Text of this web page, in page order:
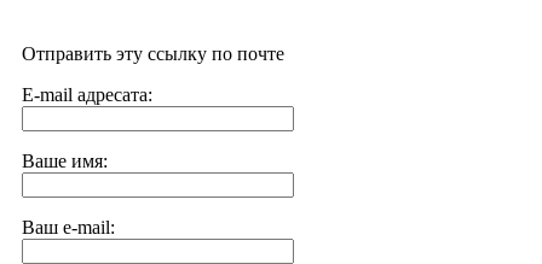
Отправить эту ссылку по почте
E-mail адресата:
Ваше имя:
Ваш e-mail: